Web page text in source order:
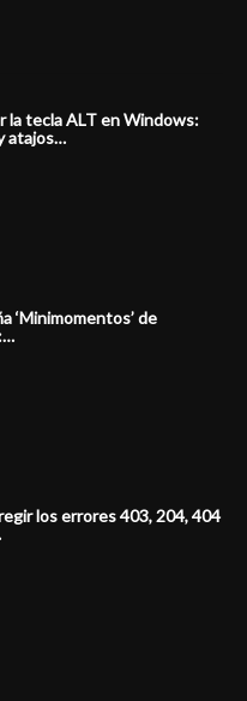
la tecla ALT en Windows:
atajos…
‘Minimomentos’ de
los errores 403, 204, 404